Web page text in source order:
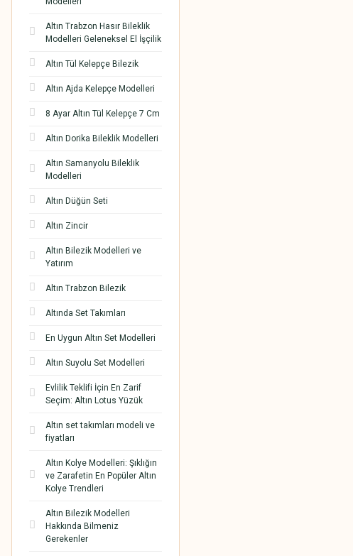
Altın Trabzon Hasır Bileklik
Modelleri Geleneksel El İşçilik
Altın Tül Kelepçe Bilezik
Altın Ajda Kelepçe Modelleri
8 Ayar Altın Tül Kelepçe 7 Cm
Altın Dorika Bileklik Modelleri
Altın Samanyolu Bileklik
Modelleri
Altın Düğün Seti
Altın Zincir
Altın Bilezik Modelleri ve
Yatırım
Altın Trabzon Bilezik
Altında Set Takımları
En Uygun Altın Set Modelleri
Altın Suyolu Set Modelleri
Evlilik Teklifi İçin En Zarif
Seçim: Altın Lotus Yüzük
Altın set takımları modeli ve
fiyatları
Altın Kolye Modelleri: Şıklığın
ve Zarafetin En Popüler Altın
Kolye Trendleri
Altın Bilezik Modelleri
Hakkında Bilmeniz
Gerekenler